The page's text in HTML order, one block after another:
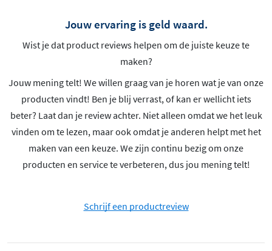
Jouw ervaring is geld waard.
Wist je dat product reviews helpen om de juiste keuze te
maken?
Jouw mening telt! We willen graag van je horen wat je van onze
producten vindt! Ben je blij verrast, of kan er wellicht iets
beter? Laat dan je review achter. Niet alleen omdat we het leuk
vinden om te lezen, maar ook omdat je anderen helpt met het
maken van een keuze. We zijn continu bezig om onze
producten en service te verbeteren, dus jou mening telt!
Schrijf een productreview